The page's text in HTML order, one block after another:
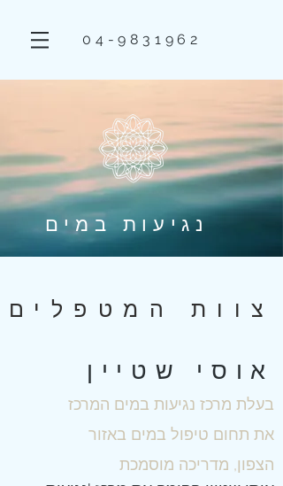
04-9831962
צוות המטפלים
אוסי שטיין
בעלת מרכז נגיעות במים המרכז
את תחום טיפול במים באזור
הצפון, מדריכה מוסמכת